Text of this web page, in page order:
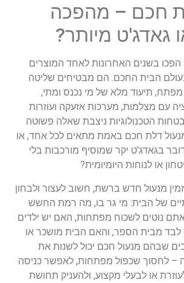
חכם – מהפכה
גאדג'ט מיותר?
הפכו בשנים האחרונות לאחד המוצרים
הבית החכם. הם מבטיחים שליטה
תיעוד מלא של מי נכנס ומתי,
עם מצלמות, מערכות אזעקה ועוזרות
הטכנולוגיות ניצבת שאלה פשוטה
דלת חכם באמת מתאים לכל אחד, או
בגאדג'ט יקר שמוסיף מורכבות בלי
או לנוחות היומיומית?
מנעול חדש ברשת, חשוב לעצור ולבחון
של הבית: מי גר בו, מה רמת החשש
נוטים לשכוח מפתחות, האם יש ילדים
לבד מבית הספר, והאם הבית מושכר או
שבהם מנעול חכם יכול לשנות את
– לחסוך שכפול מפתחות, לאפשר כניסה
או לבעלי מקצוע, ולהעניק תחושת